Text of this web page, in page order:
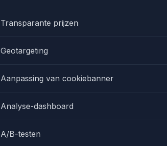
Transparante prijzen
Geotargeting
Aanpassing van cookiebanner
Analyse-dashboard
A/B-testen